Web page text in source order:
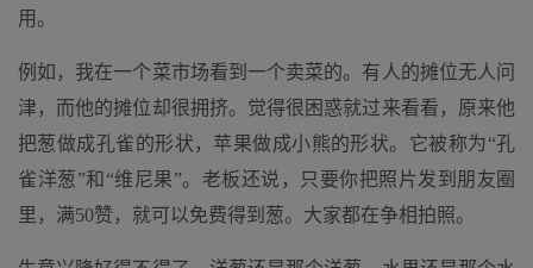
用。
例如，我在一个菜市场看到一个卖菜的。有人的摊位无人问
津，而他的摊位却很拥挤。觉得很困惑就过来看看，原来他
把葱做成孔雀的形状，苹果做成小熊的形状。它被称为“孔
雀洋葱”和“维尼果”。老板还说，只要你把照片发到朋友圈
里，满50赞，就可以免费得到葱。大家都在争相拍照。